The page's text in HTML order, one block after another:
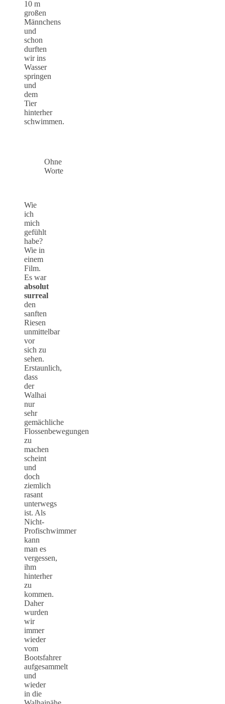
10 m
großen
Männchens
und
schon
durften
wir ins
Wasser
springen
und
dem
Tier
hinterher
schwimmen.
Ohne
Worte
Wie
ich
mich
gefühlt
habe?
Wie in
einem
Film.
Es war
absolut
surreal
den
sanften
Riesen
unmittelbar
vor
sich zu
sehen.
Erstaunlich,
dass
der
Walhai
nur
sehr
gemächliche
Flossenbewegungen
zu
machen
scheint
und
doch
ziemlich
rasant
unterwegs
ist. Als
Nicht-
Profischwimmer
kann
man es
vergessen,
ihm
hinterher
zu
kommen.
Daher
wurden
wir
immer
wieder
vom
Bootsfahrer
aufgesammelt
und
wieder
in die